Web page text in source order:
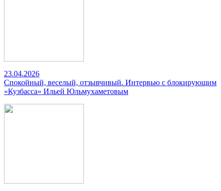
23.04.2026
Спокойный, веселый, отзывчивый. Интервью с блокирующим
«Кузбасса» Ильей Юльмухаметовым